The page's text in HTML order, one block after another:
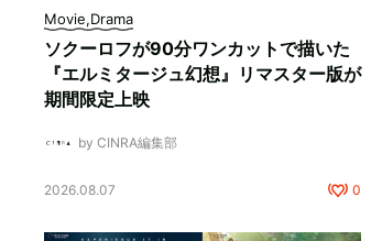
Movie,Drama
ソクーロフが90分ワンカットで描いた
『エルミタージュ幻想』リマスター版が
期間限定上映
by CINRA編集部
2026.08.07 0